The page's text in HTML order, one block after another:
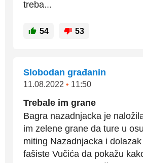
treba...
54 53
Slobodan građanin
11.08.2022 • 11:50
Trebale im grane
Bagra nazadnjacka je
im zelene grane da ture u
miting Nazadnjacka i
fašiste Vučića da pokažu